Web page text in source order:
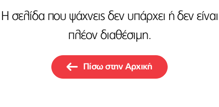
Η σελίδα που ψάχνεις δεν υπάρχει ή δεν είναι
πλέον διαθέσιμη.
Πίσω στην Αρχική